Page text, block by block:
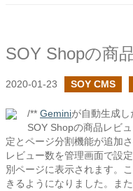
2020-01-23 SOY CMS
/** Geminiが自動生成し
SOY Shopの商品レビ
定とページ分割機能が追加
レビュー数を管理画面で設
別ページに表示されます。
きるようになりました。ま